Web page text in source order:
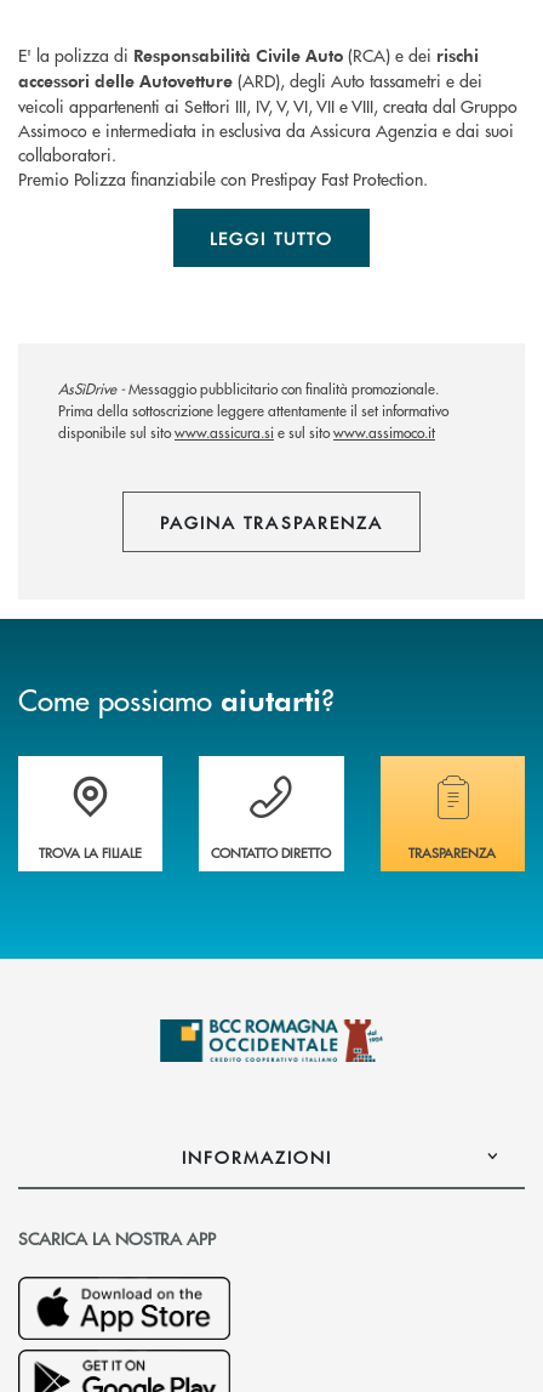
E' la polizza di Responsabilità Civile Auto (RCA) e dei rischi
accessori delle Autovetture (ARD), degli Auto tassametri e dei
veicoli appartenenti ai Settori III, IV, V, VI, VII e VIII, creata dal Gruppo
Assimoco e intermediata in esclusiva da Assicura Agenzia e dai suoi
collaboratori.
Premio Polizza finanziabile con Prestipay Fast Protection.
LEGGI TUTTO
AsSìDrive -Messaggio pubblicitario con finalità promozionale.
Prima della sottoscrizione leggere attentamente il set informativo
disponibile sul sitowww.assicura.sie sul sitowww.assimoco.it
PAGINA TRASPARENZA
Come possiamo aiutarti?
Accedi all' elenco completo delle filiali della banca.
TROVA LA FILIALE
Hai bisogno di assistenza immediata?
CONTATTO DIRETTO
Hai bisogno di
TRASPARENZA
INFORMAZIONI
SCARICA LA NOSTRA APP